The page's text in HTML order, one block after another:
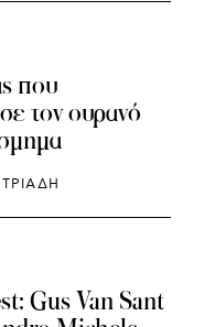
που
τον ουρανό
Gus Van Sant